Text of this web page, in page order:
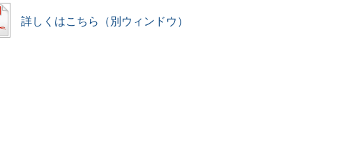
詳しくはこちら（別ウィンドウ）